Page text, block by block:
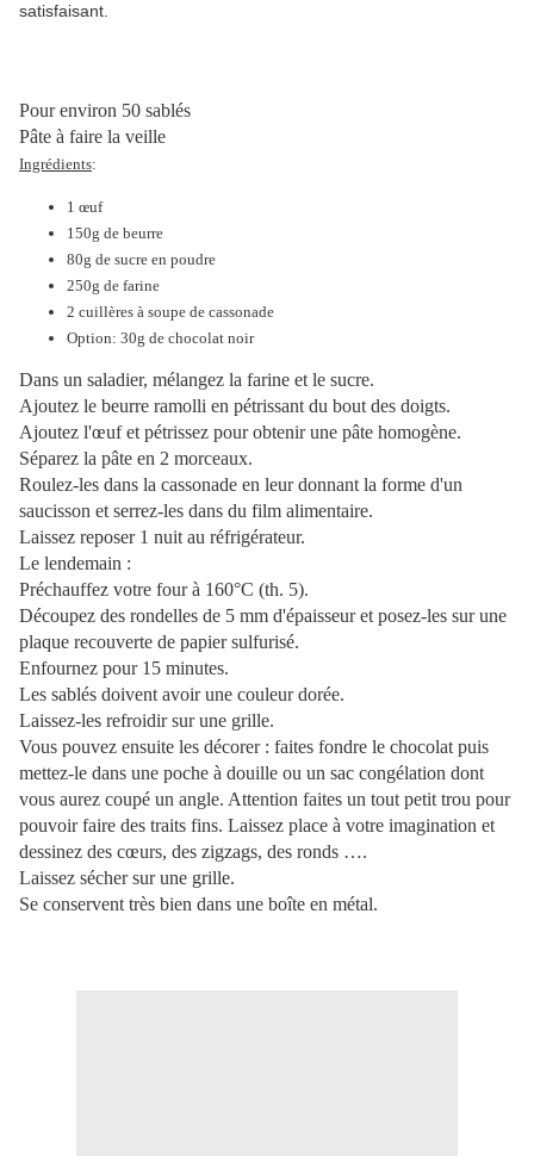
satisfaisant.
Pour environ 50 sablés
Pâte à faire la veille
Ingrédients:
1 œuf
150g de beurre
80g de sucre en poudre
250g de farine
2 cuillères à soupe de cassonade
Option: 30g de chocolat noir
Dans un saladier, mélangez la farine et le sucre.
Ajoutez le beurre ramolli en pétrissant du bout des doigts.
Ajoutez l'œuf et pétrissez pour obtenir une pâte homogène.
Séparez la pâte en 2 morceaux.
Roulez-les dans la cassonade en leur donnant la forme d'un
saucisson et serrez-les dans du film alimentaire.
Laissez reposer 1 nuit au réfrigérateur.
Le lendemain :
Préchauffez votre four à 160°C (th. 5).
Découpez des rondelles de 5 mm d'épaisseur et posez-les sur une
plaque recouverte de papier sulfurisé.
Enfournez pour 15 minutes.
Les sablés doivent avoir une couleur dorée.
Laissez-les refroidir sur une grille.
Vous pouvez ensuite les décorer : faites fondre le chocolat puis
mettez-le dans une poche à douille ou un sac congélation dont
vous aurez coupé un angle. Attention faites un tout petit trou pour
pouvoir faire des traits fins. Laissez place à votre imagination et
dessinez des cœurs, des zigzags, des ronds ….
Laissez sécher sur une grille.
Se conservent très bien dans une boîte en métal.